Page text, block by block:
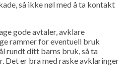
så ikke nøl med å ta kontakt
gode avtaler, avklare
rammer for eventuell bruk
rundt ditt barns bruk, så ta
er bra med raske avklaringer